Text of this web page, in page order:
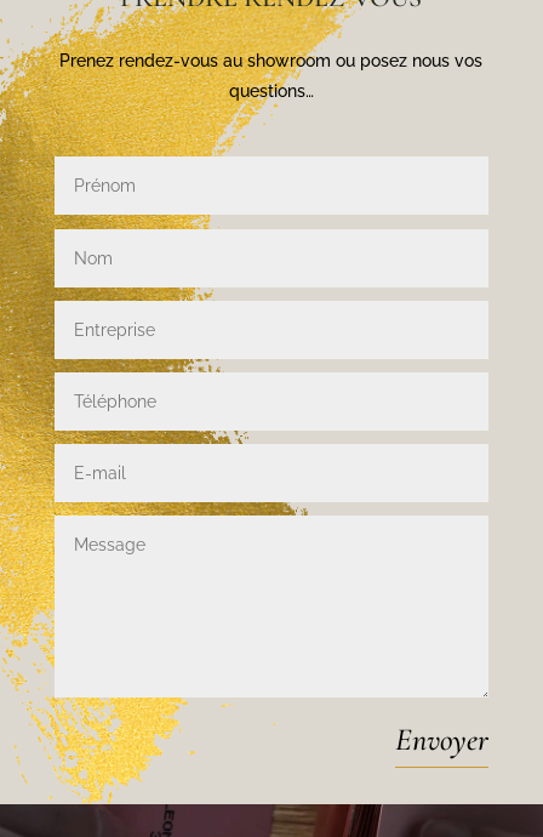
Prenez rendez-vous au showroom ou posez nous vos
questions…
Envoyer